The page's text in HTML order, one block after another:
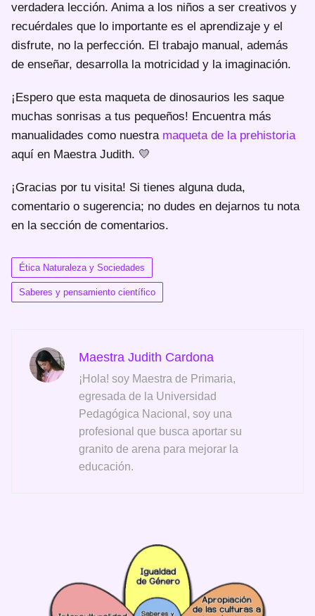
verdadera lección. Anima a los niños a ser creativos y
recuérdales que lo importante es el aprendizaje y el
disfrute, no la perfección. El trabajo manual, además
de enseñar, desarrolla la motricidad y la imaginación.
¡Espero que esta maqueta de dinosaurios les saque
muchas sonrisas a tus pequeños! Encuentra más
manualidades como nuestra maqueta de la prehistoria
aquí en Maestra Judith. 💛
¡Gracias por tu visita! Si tienes alguna duda,
comentario o sugerencia; no dudes en dejarnos tu nota
en la sección de comentarios.
Ética Naturaleza y Sociedades
Saberes y pensamiento científico
Maestra Judith Cardona
¡Hola! soy Maestra de Primaria,
egresada de la Universidad
Pedagógica Nacional, soy una
profesional que busca aportar su
granito de arena para mejorar la
educación.